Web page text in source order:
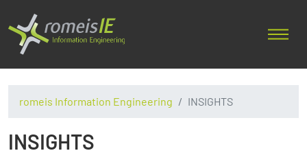
romeis Information Engineering INSIGHTS
INSIGHTS